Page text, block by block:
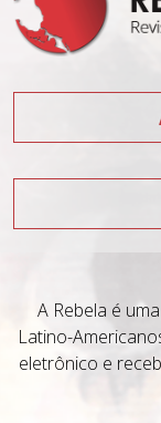
A Rebela é
Latino-
eletrônico e